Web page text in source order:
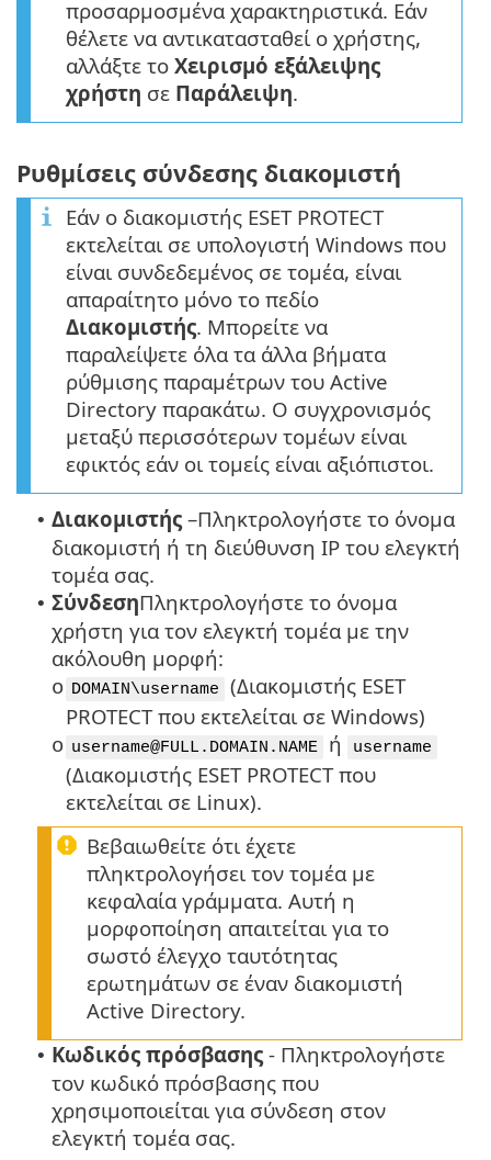
προσαρμοσμένα χαρακτηριστικά. Εάν
θέλετε να αντικατασταθεί ο χρήστης,
αλλάξτε το Χειρισμό εξάλειψης
χρήστη σε Παράλειψη.
Ρυθμίσεις σύνδεσης διακομιστή
Εάν ο διακομιστής ESET PROTECT
εκτελείται σε υπολογιστή Windows που
είναι συνδεδεμένος σε τομέα, είναι
απαραίτητο μόνο το πεδίο
Διακομιστής. Μπορείτε να
παραλείψετε όλα τα άλλα βήματα
ρύθμισης παραμέτρων του Active
Directory παρακάτω. Ο συγχρονισμός
μεταξύ περισσότερων τομέων είναι
εφικτός εάν οι τομείς είναι αξιόπιστοι.
• Διακομιστής –Πληκτρολογήστε το όνομα
διακομιστή ή τη διεύθυνση IP του ελεγκτή
τομέα σας.
• ΣύνδεσηΠληκτρολογήστε το όνομα
χρήστη για τον ελεγκτή τομέα με την
ακόλουθη μορφή:
o DOMAIN\username
(Διακομιστής ESET
PROTECT που εκτελείται σε Windows)
o username@FULL.DOMAIN.NAME ή username
(Διακομιστής ESET PROTECT που
εκτελείται σε Linux).
Βεβαιωθείτε ότι έχετε
πληκτρολογήσει τον τομέα με
κεφαλαία γράμματα. Αυτή η
μορφοποίηση απαιτείται για το
σωστό έλεγχο ταυτότητας
ερωτημάτων σε έναν διακομιστή
Active Directory.
• Κωδικός πρόσβασης - Πληκτρολογήστε
τον κωδικό πρόσβασης που
χρησιμοποιείται για σύνδεση στον
ελεγκτή τομέα σας.